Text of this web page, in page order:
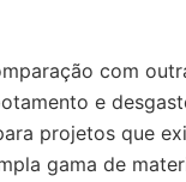
com
e
projetos que
gama de